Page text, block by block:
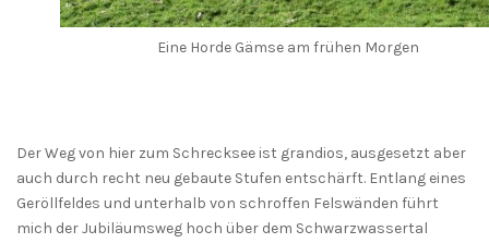
Eine Horde Gämse am frühen Morgen
Der Weg von hier zum Schrecksee ist grandios, ausgesetzt aber
auch durch recht neu gebaute Stufen entschärft. Entlang eines
Geröllfeldes und unterhalb von schroffen Felswänden führt
mich der Jubiläumsweg hoch über dem Schwarzwassertal